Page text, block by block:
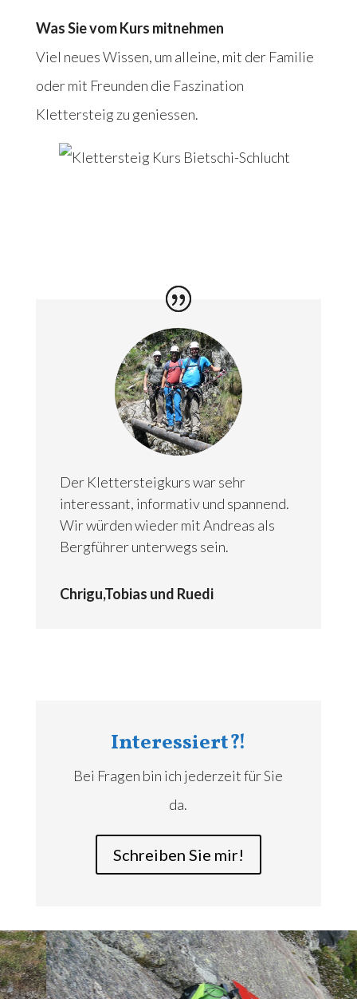
Was Sie vom Kurs mitnehmen
Viel neues Wissen, um alleine, mit der Familie
oder mit Freunden die Faszination
Klettersteig zu geniessen.
Der Klettersteigkurs war sehr
interessant, informativ und spannend.
Wir würden wieder mit Andreas als
Bergführer unterwegs sein.
Chrigu,Tobias und Ruedi
Interessiert?!
Bei Fragen bin ich jederzeit für Sie
da.
Schreiben Sie mir!